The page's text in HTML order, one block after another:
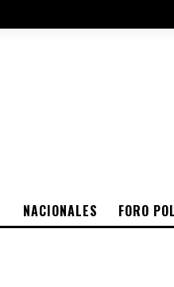
NACIONALES FORO